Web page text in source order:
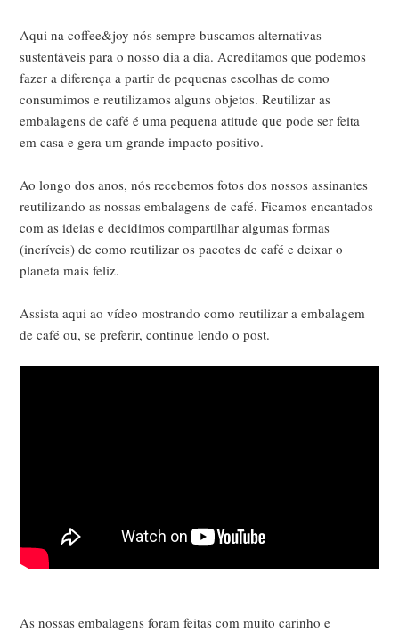
Aqui na coffee&joy nós sempre buscamos alternativas
sustentáveis para o nosso dia a dia. Acreditamos que podemos
fazer a diferença a partir de pequenas escolhas de como
consumimos e reutilizamos alguns objetos. Reutilizar as
embalagens de café é uma pequena atitude que pode ser feita
em casa e gera um grande impacto positivo.
Ao longo dos anos, nós recebemos fotos dos nossos assinantes
reutilizando as nossas embalagens de café. Ficamos encantados
com as ideias e decidimos compartilhar algumas formas
(incríveis) de como reutilizar os pacotes de café e deixar o
planeta mais feliz.
Assista aqui ao vídeo mostrando como reutilizar a embalagem
de café ou, se preferir, continue lendo o post.
As nossas embalagens foram feitas com muito carinho e